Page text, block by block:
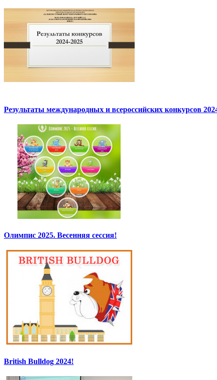
Результаты международных и всероссийских конкурсов
Олимпис 2025. Весенняя сессия!
British Bulldog 2024!